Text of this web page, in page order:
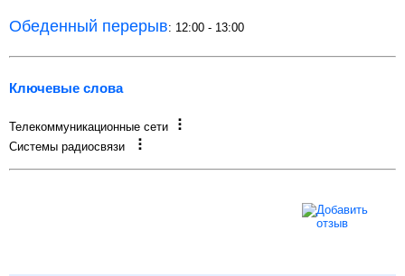
Обеденный перерыв: 12:00 - 13:00
Ключевые слова
Телекоммуникационные сети
Системы радиосвязи